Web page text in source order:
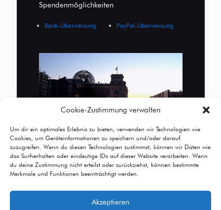
Cookie-Zustimmung verwalten
Um dir ein optimales Erlebnis zu bieten, verwenden wir Technologien wie
Cookies, um Geräteinformationen zu speichern und/oder darauf
zuzugreifen. Wenn du diesen Technologien zustimmst, können wir Daten wie
das Surfverhalten oder eindeutige IDs auf dieser Website verarbeiten. Wenn
du deine Zustimmung nicht erteilst oder zurückziehst, können bestimmte
Merkmale und Funktionen beeinträchtigt werden.
Akzeptieren
Spendenmöglichkeiten
Bank-Überweisung PayPal-Überweisung